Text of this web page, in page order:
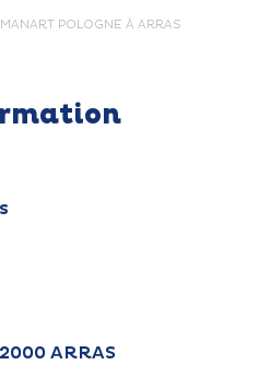
POLOGNE À ARRAS
ARRAS